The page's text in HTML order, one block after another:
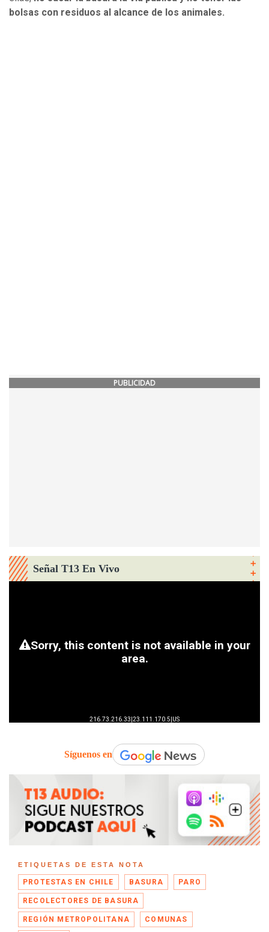
bolsas con residuos al alcance de los animales.
PUBLICIDAD
Señal T13 En Vivo
Síguenos en
ETIQUETAS DE ESTA NOTA
PROTESTAS EN CHILE BASURA PARO
RECOLECTORES DE BASURA
REGIÓN METROPOLITANA COMUNAS